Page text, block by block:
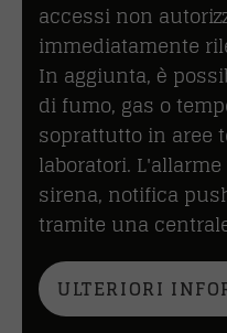
accessi non
immediatamente
In aggiunta, è
di fumo, gas o
soprattutto in aree
laboratori.
sirena, notifica
tramite una
ULTERIORI